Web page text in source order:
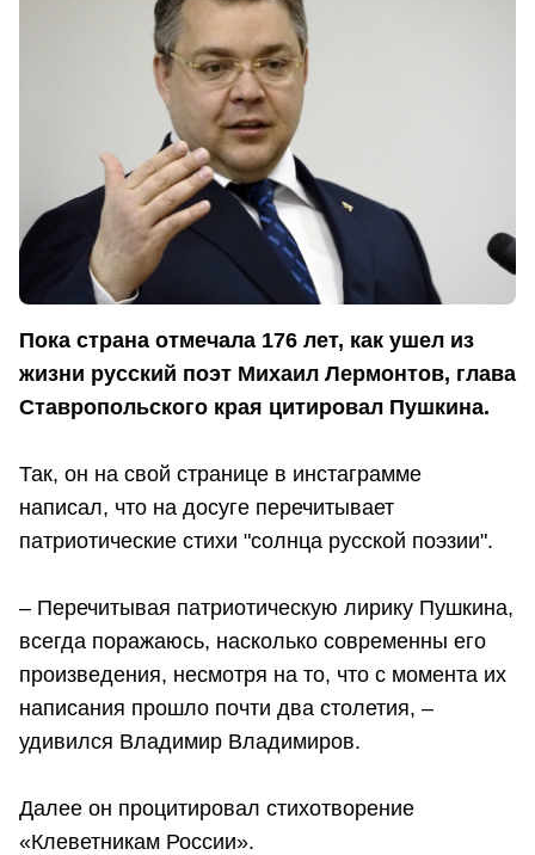
Пока страна отмечала 176 лет, как ушел из
жизни русский поэт Михаил Лермонтов, глава
Ставропольского края цитировал Пушкина.
Так, он на свой странице в инстаграмме
написал, что на досуге перечитывает
патриотические стихи "солнца русской поэзии".
– Перечитывая патриотическую лирику Пушкина,
всегда поражаюсь, насколько современны его
произведения, несмотря на то, что с момента их
написания прошло почти два столетия, –
удивился Владимир Владимиров.
Далее он процитировал стихотворение
«Клеветникам России».